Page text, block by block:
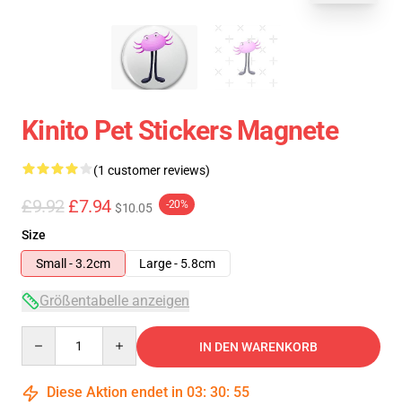
Kinito Pet Stickers Magnete
(1 customer reviews)
£9.92 £7.94 $10.05 -20%
Size
Small - 3.2cm
Large - 5.8cm
Größentabelle anzeigen
IN DEN WARENKORB
Diese Aktion endet in 03: 30: 55